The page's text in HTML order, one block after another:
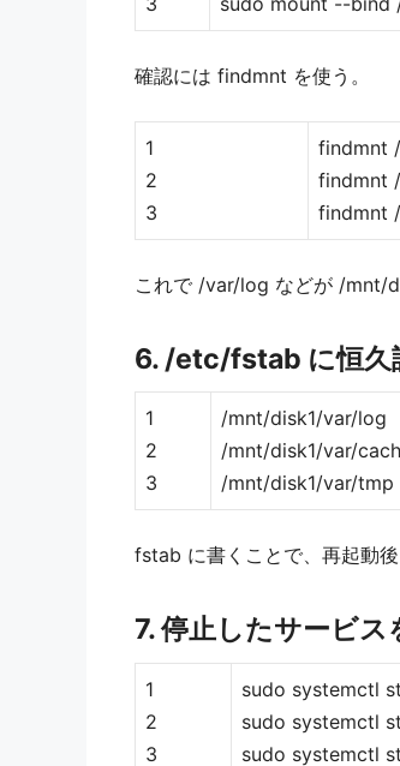
確認には findmnt を使う。
1
2
3
findmnt
findmnt
findmnt
これで /var/log などが /mnt/
6. /etc/fstab に恒久
1
2
3
/mnt/disk1/var/
/mnt/disk1/var/
/mnt/disk1/var/
fstab に書くことで、再起動
7. 停止したサービス
1
2
3
sudo systemctl
sudo systemctl
sudo systemctl